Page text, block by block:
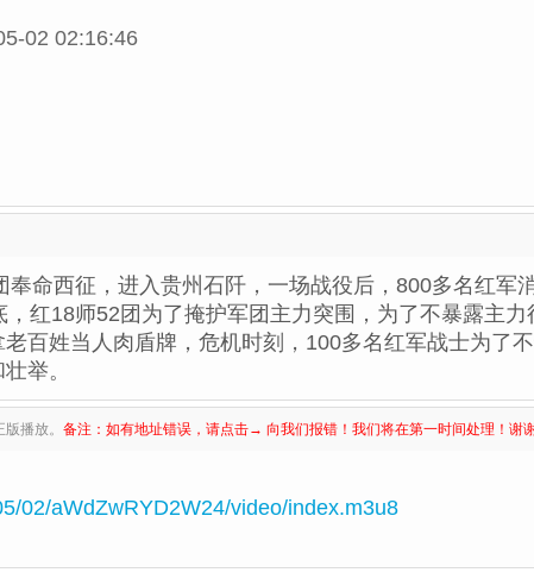
02 02:16:46
命西征，进入贵州石阡，一场战役后，800多名红军
红18师52团为了掩护军团主力突围，为了不暴露主
百姓当人肉盾牌，危机时刻，100多名红军战士为了
举。
播放。 备注：如有地址错误，请点击→ 向我们报错！我们将在第一时间处理！谢
02/aWdZwRYD2W24/video/index.m3u8